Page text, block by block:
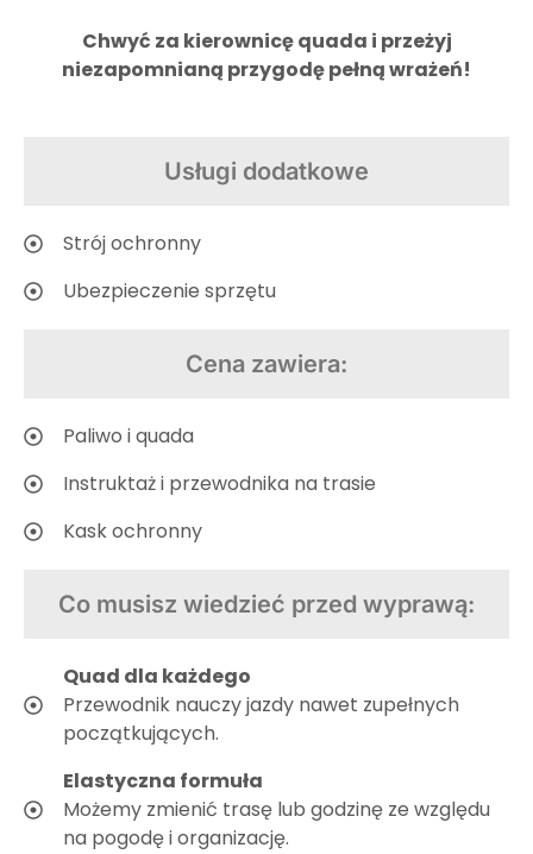
Chwyć za kierownicę quada i przeżyj
niezapomnianą przygodę pełną wrażeń!
Usługi dodatkowe
Strój ochronny
Ubezpieczenie sprzętu
Cena zawiera:
Paliwo i quada
Instruktaż i przewodnika na trasie
Kask ochronny
Co musisz wiedzieć przed wyprawą:
Quad dla każdego
Przewodnik nauczy jazdy nawet zupełnych
początkujących.
Elastyczna formuła
Możemy zmienić trasę lub godzinę ze względu
na pogodę i organizację.